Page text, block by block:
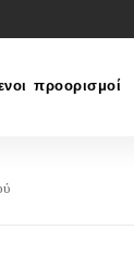
προορισμοί